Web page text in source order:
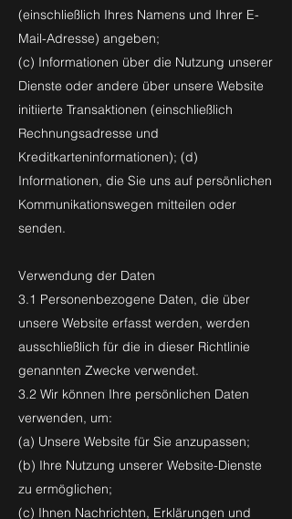
(einschließlich Ihres Namens und Ihrer E-
Mail-Adresse) angeben;
(c) Informationen über die Nutzung unserer
Dienste oder andere über unsere Website
initiierte Transaktionen (einschließlich
Rechnungsadresse und
Kreditkarteninformationen); (d)
Informationen, die Sie uns auf persönlichen
Kommunikationswegen mitteilen oder
senden.
Verwendung der Daten
3.1 Personenbezogene Daten, die über
unsere Website erfasst werden, werden
ausschließlich für die in dieser Richtlinie
genannten Zwecke verwendet.
3.2 Wir können Ihre persönlichen Daten
verwenden, um:
(a) Unsere Website für Sie anzupassen;
(b) Ihre Nutzung unserer Website-Dienste
zu ermöglichen;
(c) Ihnen Nachrichten, Erklärungen und